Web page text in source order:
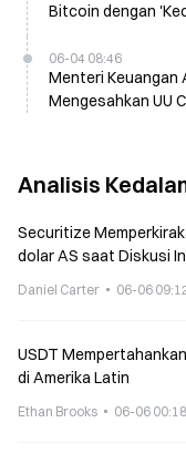
Bitcoin dengan
06-04 08:46
Menteri Keuangan
Mengesahkan UU
Analisis
Securitize
dolar AS saat Diskusi
Daniel Carter 06-06
USDT
di Amerika Latin
Ethan Brooks 06-06 00:18